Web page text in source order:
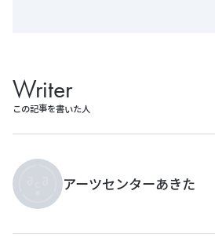
Writer
この記事を書いた人
アーツセンターあきた